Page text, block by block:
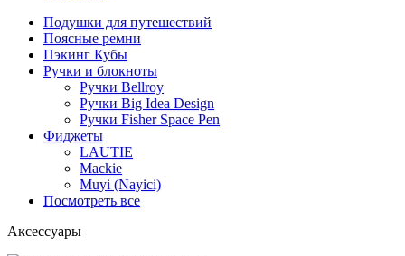
Подушки для путешествий
Поясные ремни
Пэкинг Кубы
Ручки и блокноты
Ручки Bellroy
Ручки Big Idea Design
Ручки Fisher Space Pen
Фиджеты
LAUTIE
Mackie
Muyi (Nayici)
Посмотреть все
Аксессуары